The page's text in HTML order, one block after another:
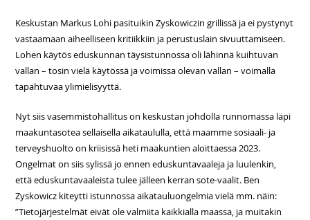
Keskustan Markus Lohi pasituikin Zyskowiczin grillissä ja ei pystynyt
vastaamaan aiheelliseen kritiikkiin ja perustuslain sivuuttamiseen.
Lohen käytös eduskunnan täysistunnossa oli lähinnä kuihtuvan
vallan – tosin vielä käytössä ja voimissa olevan vallan – voimalla
tapahtuvaa ylimielisyyttä.
Nyt siis vasemmistohallitus on keskustan johdolla runnomassa läpi
maakuntasotea sellaisella aikataululla, että maamme sosiaali- ja
terveyshuolto on kriisissä heti maakuntien aloittaessa 2023.
Ongelmat on siis sylissä jo ennen eduskuntavaaleja ja luulenkin,
että eduskuntavaaleista tulee jälleen kerran sote-vaalit. Ben
Zyskowicz kiteytti istunnossa aikatauluongelmia vielä mm. näin:
”Tietojärjestelmät eivät ole valmiita kaikkialla maassa, ja muitakin